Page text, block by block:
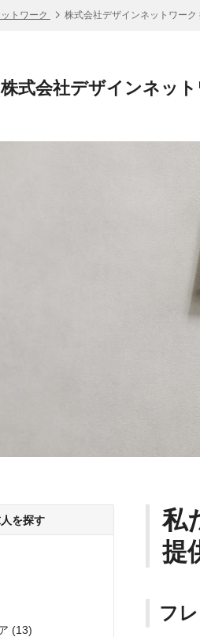
トワーク 株式会社デザインネットワーク
株式会社デザインネッ
を探す
(13)
私
提
フ